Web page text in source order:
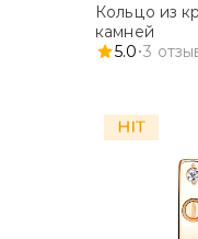
Кольцо из
камней
5.0 3